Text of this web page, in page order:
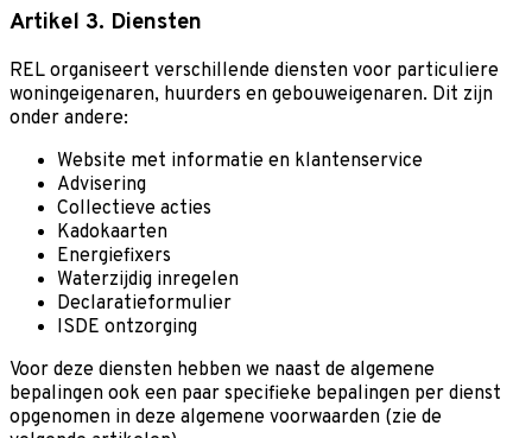
Artikel 3. Diensten
REL organiseert verschillende diensten voor particuliere
woningeigenaren, huurders en gebouweigenaren. Dit zijn
onder andere:
Website met informatie en klantenservice
Advisering
Collectieve acties
Kadokaarten
Energiefixers
Waterzijdig inregelen
Declaratieformulier
ISDE ontzorging
Voor deze diensten hebben we naast de algemene
bepalingen ook een paar specifieke bepalingen per dienst
opgenomen in deze algemene voorwaarden (zie de